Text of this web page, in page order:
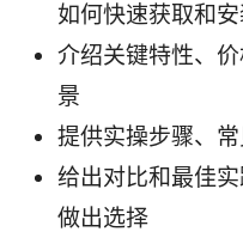
如何快速获取和
介绍关键特性、
景
提供实操步骤、
给出对比和最佳
做出选择